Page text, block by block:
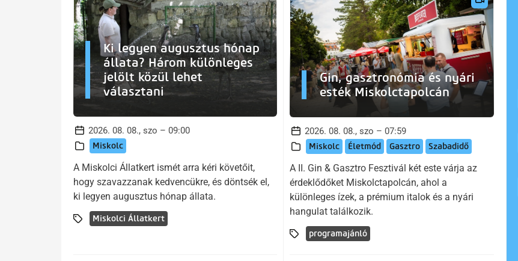
Ki legyen augusztus hónap
állata? Három különleges
jelölt közül lehet
választani
2026. 08. 08., szo – 09:00
Miskolc
A Miskolci Állatkert ismét arra kéri követőit,
hogy szavazzanak kedvencükre, és döntsék el,
ki legyen augusztus hónap állata.
Miskolci Állatkert
Gin, gasztronómia és nyári
esték Miskolctapolcán
2026. 08. 08., szo – 07:59
Miskolc Életmód Gasztro Szabadidő
A II. Gin & Gasztro Fesztivál két este várja az
érdeklődőket Miskolctapolcán, ahol a
különleges ízek, a prémium italok és a nyári
hangulat találkozik.
programajánló